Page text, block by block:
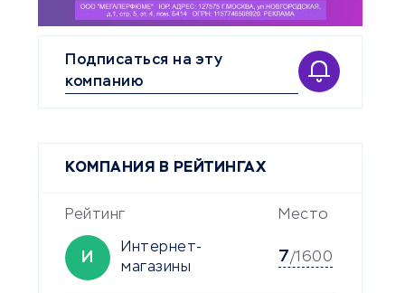
Подписаться на эту
компанию
КОМПАНИЯ В РЕЙТИНГАХ
Рейтинг Место
И
Интернет-
магазины
7/1600